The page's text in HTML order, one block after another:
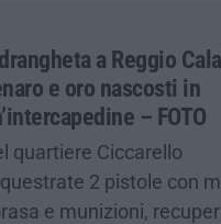
a Reggio
e oro nascosti in
– FOTO
quartiere Ciccarello
2 pistole con
e munizioni,